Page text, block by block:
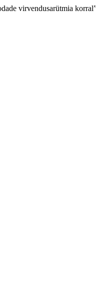
virvendusarütmia